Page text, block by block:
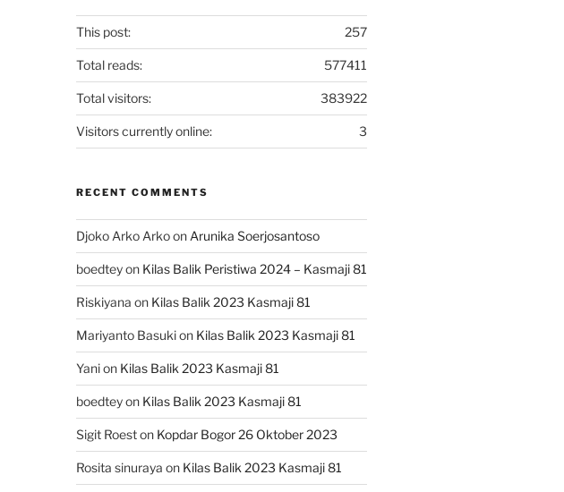
257
This post:
577411
Total reads:
383922
Total visitors:
3
Visitors currently online:
RECENT COMMENTS
Djoko Arko Arkoon Arunika Soerjosantoso
boedteyon Kilas Balik Peristiwa 2024 – Kasmaji 81
Riskiyana on Kilas Balik 2023 Kasmaji 81
Mariyanto Basukion Kilas Balik 2023 Kasmaji 81
Yanion Kilas Balik 2023 Kasmaji 81
boedteyon Kilas Balik 2023 Kasmaji 81
Sigit Roeston Kopdar Bogor 26 Oktober 2023
Rosita sinuraya on Kilas Balik 2023 Kasmaji 81